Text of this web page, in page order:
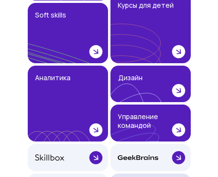
Soft skills
Курсы для детей
Аналитика Дизайн
Управление
командой